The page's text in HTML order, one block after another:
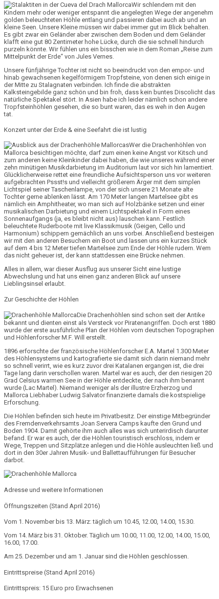
Wir schlendern mit den
Kindern mehr oder weniger entspannt die angelegten Wege der angenehm
golden beleuchteten Höhle entlang und passieren dabei auch ab und an
kleine Seen . Unsere Kleine müssen wir dabei immer gut im Blick behalten.
Es gibt zwar ein Geländeraber zwischen dem Boden und dem Geländer
klafft eine gut 80 Zentimeter hohe Lücke, durch die sie schnell hindurch
purzeln könnte. Wir fühlen uns ein bisschen wie in dem Roman „Reise zum
Mittelpunkt der Erde“ von Jules Vernes.
Unsere fünfjährige Tochter ist nicht so beeindruckt von den empor- und
hinab gewachsenen kegelförmigem Tropfsteine, von denen sich einige in
der Mitte zu Stalagnaten verbinden. Ich finde die abstrakten
Kalksteingebilde ganz schön und bin froh, dass kein buntes Discolicht das
natürliche Spektakel stört. In Asien habe ich leider nämlich schon andere
Tropfsteinhöhlen gesehen, die so bunt waren, das es weh in den Augen
tat.
Konzert unter der Erde & eine Seefahrt die ist lustig
Wer die Drachenhöhlen von
Mallorca besichtigen möchte, darf zum einen keine Angst vor Kitsch und
zum anderen keine Kleinkinder dabei haben, die wie unseres während einer
zehn minütigen Musikdarbietung im Auditorium laut vor sich hin lamentiert.
Glücklicherweise rettet eine freundliche Aufsichtsperson uns vor weiteren
aufgebrachten Pssst!s und vielleicht größerem Ärger mit dem simplen
Lichtspiel seiner Taschenlampe, von der sich unsere 21 Monate alte
Tochter gerne ablenken lässt. Am 170 Meter langen Martelsee gibt es
nämlich ein Amphitheater, wo man sich auf Holzbänke setzen und einer
musikalischen Darbietung und einem Lichtspektakel in Form eines
Sonnenaufgangs (ja, es bleibt nicht aus) lauschen kann. Festlich
beleuchtete Ruderboote mit live Klassikmusik (Geigen, Cello und
Harmonium) schippern gemächlich an uns vorbei. Anschließend besteigen
wir mit den anderen Besuchern ein Boot und lassen uns ein kurzes Stück
auf dem 4 bis 12 Meter tiefen Martelsee zum Ende der Höhle rudern. Wem
das nicht geheuer ist, der kann stattdessen eine Brücke nehmen.
Alles in allem, war dieser Ausflug aus unserer Sicht eine lustige
Abwechslung und hat uns einen ganz anderen Blick auf unsere
Lieblingsinsel erlaubt.
Zur Geschichte der Höhlen
Die Drachenhöhlen sind schon seit der Antike
bekannt und dienten einst als Versteck vor Piratenangriffen. Doch erst 1880
wurde dererste ausführliche Plan der Höhlen vom deutschen Topographen
und HöhlenforscherM.F. Will erstellt.
1896 erforschte der französische HöhlenforscherE.A. Martel 1.300 Meter
des Höhlensystems und kartografierte sie damit sich darin niemand mehr
so schnell verirrt, wie es kurz zuvor drei Katalanen ergangen ist, die drei
Tage lang darin verschollen waren. Martel war es auch, der den riesigen 20
Grad Celsius warmen See in der Höhle entdeckte, der nach ihm benannt
wurde (Lac Martel). Niemand weniger als der illustre Erzherzog und
Mallorca LiebhaberLudwig Salvatorfinanzierte damals die kostspielige
Erforschung.
Die Höhlen befinden sich heute im Privatbesitz . Der einstige Mitbegründer
des Fremdenverkehrsamts Joan Servera Camps kaufte den Grund und
Boden 1904. Damit gehörte ihm auch alles was sich unterirdisch darunter
befand. Er war es auch, der die Höhlen touristisch erschloss, indem er
Wege, Treppen und Sitzplätze anlegen und die Höhle ausleuchten ließ und
dort in den 30er Jahren Musik- und Ballettaufführungen für Besucher
darbot.
Adresse und weitere Informationen
Öffnungszeiten (Stand April 2016)
Vom 1. November bis 13. März: täglich um 10.45, 12.00, 14.00, 15.30.
Vom 14. März bis 31. Oktober. Täglich um 10.00, 11.00, 12.00, 14.00, 15.00,
16.00, 17.00.
Am 25. Dezember und am 1. Januar sind die Höhlen geschlossen.
Eintrittspreise (Stand April 2016)
Eintrittspreis: 15 Euro pro Erwachsenen